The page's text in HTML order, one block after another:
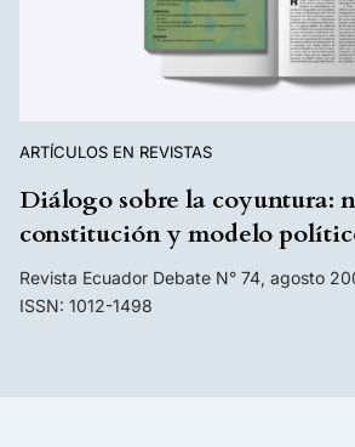
ARTÍCULOS EN REVISTAS
Diálogo sobre la coyuntura:
constitución y modelo
Revista Ecuador Debate N° 74, agosto
ISSN: 1012-1498